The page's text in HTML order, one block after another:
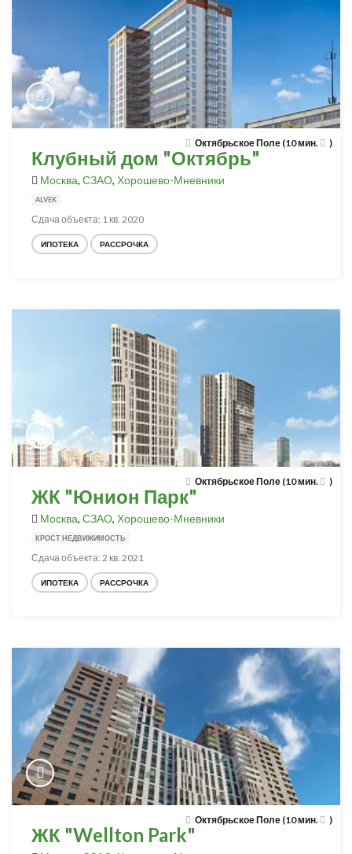
Октябрьское Поле (10 мин. )
Клубный дом "Октябрь"
Москва, СЗАО, Хорошево-Мневники
ALVEK
Сдача объекта: 1 кв. 2020
ИПОТЕКА РАССРОЧКА
Октябрьское Поле (10 мин. )
ЖК "Юнион Парк"
Москва, СЗАО, Хорошево-Мневники
КРОСТ НЕДВИЖИМОСТЬ
Сдача объекта: 2 кв. 2021
ИПОТЕКА РАССРОЧКА
Октябрьское Поле (10 мин. )
ЖК "Wellton Park"